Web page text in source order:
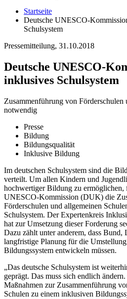
Startseite
Deutsche UNESCO-
Schulsystem
Pressemitteilung, 31.10.2018
Deutsche UNESCO-
inklusives Schulsystem
Zusammenführung von Förderschulen
notwendig
Presse
Bildung
Bildungsqualität
Inklusive Bildung
Im deutschen Schulsystem sind die
verteilt. Um allen Kindern und
hochwertiger Bildung zu ermöglichen,
UNESCO-Kommission (DUK) die
Förderschulen und allgemeinen
Schulsystem. Der Expertenkreis
hat zur Umsetzung dieser Forderung
Dazu zählt unter anderem, dass
langfristige Planung für die
Bildungssystem entwickeln müssen.
„Das deutsche Schulsystem ist
geprägt. Das muss sich endlich
Maßnahmen zur Zusammenführung
Schulen zu einem inklusiven